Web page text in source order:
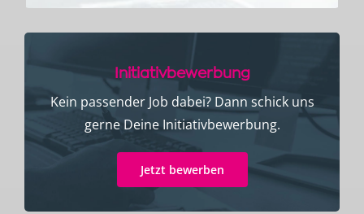
Initiativbewerbung
Kein passender Job dabei? Dann schick uns
gerne Deine Initiativbewerbung.
Jetzt bewerben